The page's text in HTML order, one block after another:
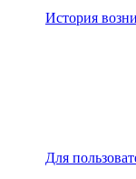
История
Для